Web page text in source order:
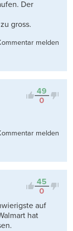
Der
gross.
melden
49
0
melden
45
0
auf
hat